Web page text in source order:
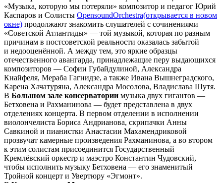
«Музыка, которую мы потеряли» композитор и педагог Юрий
Каспаров и Солисты OpensoundOrchestra(открывается в новом
окне) продолжают знакомить слушателей с сочинениями
«Советской Атлантиды» — той музыкой, которая по разным
причинам в постсоветской реальности оказалась забытой
и недооценённой. А между тем, это яркие образцы
отечественного авангарда, принадлежащие перу выдающихся
композиторов — Софии Губайдулиной, Александра
Кнайфеля, Мераба Гагнидзе, а также Ивана Вышнеградского,
Карена Хачатуряна, Александра Мосолова, Владислава Шутя.
В Большом зале консерватории музыка двух гигантов —
Бетховена и Рахманинова — будет представлена в двух
отделениях концерта. В первом отделении в исполнении
виолончелиста Бориса Андрианова, скрипачки Анны
Савкиной и пианистки Анастасии Махамендриковой
прозвучат камерные произведения Рахманинова, а во втором
к этим солистам присоединится Государственный
Кремлёвский оркестр и маэстро Константин Чудовский,
чтобы исполнить музыку Бетховена — его знаменитый
Тройной концерт и Увертюру «Эгмонт».